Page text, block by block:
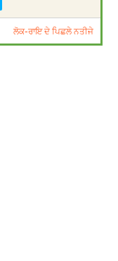
ਲੋਕ-ਰਾਇ ਦੇ ਪਿਛਲੇ ਨਤੀਜੇ